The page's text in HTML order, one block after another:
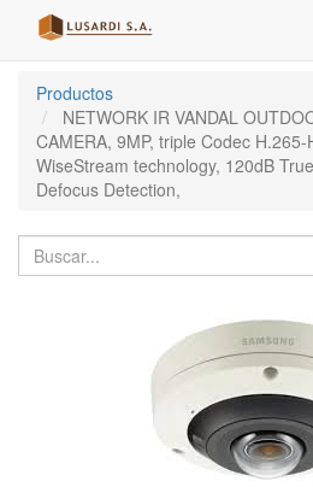
Productos
NETWORK IR VANDAL
CAMERA, 9MP, triple Codec
WiseStream technology, 120dB
Defocus Detection,